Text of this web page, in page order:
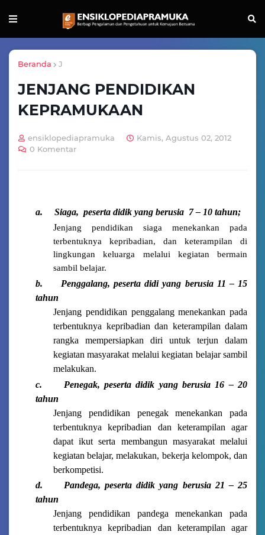
Beranda J
JENJANG PENDIDIKAN
KEPRAMUKAAN
ensiklopediapramuka
Kamis, Agustus 02, 2012
0 Komentar
a. Siaga, peserta didik yang berusia 7 – 10 tahun;
Jenjang pendidikan siaga menekankan pada
terbentuknya kepribadian, dan keterampilan di
lingkungan keluarga melalui kegiatan bermain
sambil belajar.
b.
Penggalang, peserta didi yang berusia 11 – 15
tahun
Jenjang pendidikan penggalang menekankan pada
terbentuknya kepribadian dan keterampilan dalam
rangka mempersiapkan diri untuk terjun dalam
kegiatan masyarakat melalui kegiatan belajar sambil
melakukan.
c.
Penegak, peserta didik yang berusia 16 – 20
tahun
Jenjang pendidikan penegak menekankan pada
terbentuknya kepribadian dan keterampilan agar
dapat ikut serta membangun masyarakat melalui
kegiatan belajar, melakukan, bekerja kelompok, dan
berkompetisi.
d.
Pandega, peserta didik yang berusia 21 – 25
tahun
Jenjang pendidikan pandega menekankan pada
terbentuknya kepribadian dan keterampilan agar